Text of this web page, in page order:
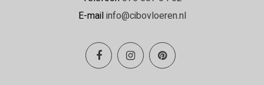
E-mailinfo@cibovloeren.nl